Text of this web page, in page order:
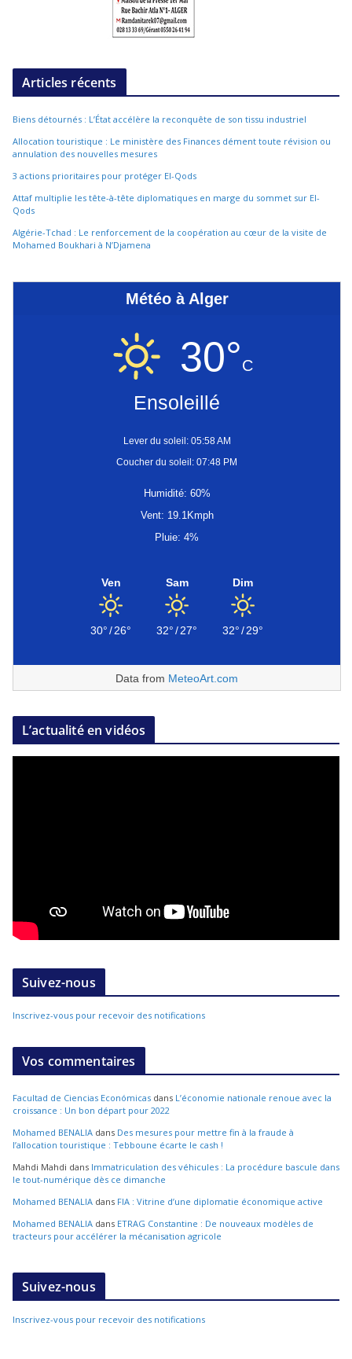
Articles récents
Biens détournés : L’État accélère la reconquête de son tissu industriel
Allocation touristique : Le ministère des Finances dément toute révision ou
annulation des nouvelles mesures
3 actions prioritaires pour protéger El-Qods
Attaf multiplie les tête-à-tête diplomatiques en marge du sommet sur El-
Qods
Algérie-Tchad : Le renforcement de la coopération au cœur de la visite de
Mohamed Boukhari à N’Djamena
Météo à Alger
30°C
Ensoleillé
Lever du soleil: 05:58 AM
Coucher du soleil: 07:48 PM
Humidité: 60%
Vent: 19.1Kmph
Pluie: 4%
Ven
30°/26°
Sam
32°/27°
Dim
32°/29°
Data from MeteoArt.com
L’actualité en vidéos
Suivez-nous
Inscrivez-vous pour recevoir des notifications
Vos commentaires
Facultad de Ciencias Económicas dans L’économie nationale renoue avec la
croissance : Un bon départ pour 2022
Mohamed BENALIA dans Des mesures pour mettre fin à la fraude à
l’allocation touristique : Tebboune écarte le cash !
Mahdi Mahdi dans Immatriculation des véhicules : La procédure bascule dans
le tout-numérique dès ce dimanche
Mohamed BENALIA dans FIA : Vitrine d’une diplomatie économique active
Mohamed BENALIA dans ETRAG Constantine : De nouveaux modèles de
tracteurs pour accélérer la mécanisation agricole
Suivez-nous
Inscrivez-vous pour recevoir des notifications